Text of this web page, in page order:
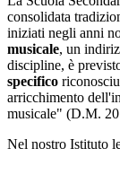
consolidata
iniziati negli anni
musicale, un
discipline, è
specifico
arricchimento
musicale" (D.M.
Nel nostro Istituto